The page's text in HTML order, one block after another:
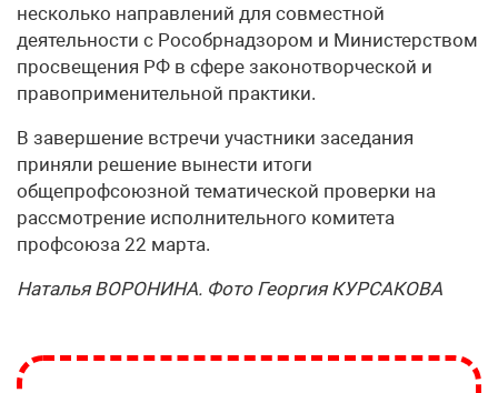
несколько направлений для совместной
деятельности с Рособрнадзором и Министерством
просвещения РФ в сфере законотворческой и
правоприменительной практики.
В завершение встречи участники заседания
приняли решение вынести итоги
общепрофсоюзной тематической проверки на
рассмотрение исполнительного комитета
профсоюза 22 марта.
Наталья ВОРОНИНА. Фото Георгия КУРСАКОВА